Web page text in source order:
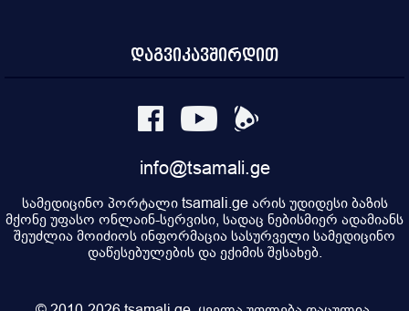
დაგვიკავშირდით
info@tsamali.ge
სამედიცინო პორტალი tsamali.ge არის უდიდესი ბაზის
მქონე უფასო ონლაინ-სერვისი, სადაც ნებისმიერ ადამიანს
შეუძლია მოიძიოს ინფორმაცია სასურველი სამედიცინო
დაწესებულების და ექიმის შესახებ.